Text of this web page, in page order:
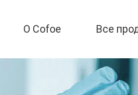
О Cofoe Все